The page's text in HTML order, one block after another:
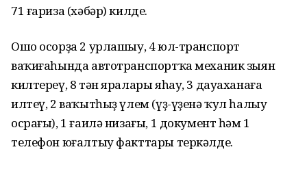
71 ғариза (хәбәр) килде.
Ошо осорҙа 2 урлашыу, 4 юл-транспорт
ваҡиғаһында автотранспортҡа механик зыян
килтереү, 8 тән яралары яһау, 3 дауаханаға
илтеү, 2 ваҡытһыҙ үлем (үҙ-үҙенә ҡул һалыу
осрағы), 1 ғаилә низағы, 1 документ һәм 1
телефон юғалтыу факттары теркәлде.